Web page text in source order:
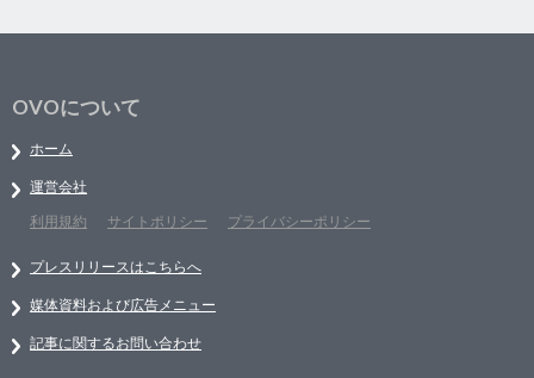
OVOについて
ホーム
運営会社
利用規約
サイトポリシー プライバシーポリシー
プレスリリースはこちらへ
媒体資料および広告メニュー
記事に関するお問い合わせ